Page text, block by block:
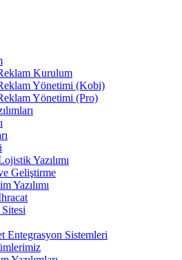
Kurulum
Yönetimi (Kobi)
Yönetimi (Pro)
Yazılımı
Geliştirme
Yazılımı
Entegrasyon Sistemleri